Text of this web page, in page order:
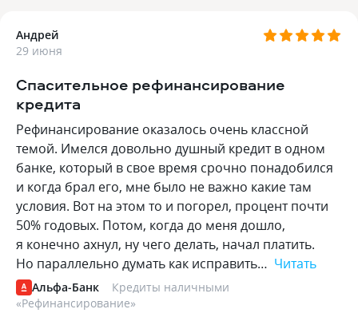
Андрей
29 июня
Спасительное рефинансирование
кредита
Рефинансирование оказалось очень классной
темой. Имелся довольно душный кредит в одном
банке, который в свое время срочно понадобился
и когда брал его, мне было не важно какие там
условия. Вот на этом то и погорел, процент почти
50% годовых. Потом, когда до меня дошло,
я конечно ахнул, ну чего делать, начал платить.
Но параллельно думать как исправить… Читать
Альфа-Банк
Кредиты наличными
«Рефинансирование»